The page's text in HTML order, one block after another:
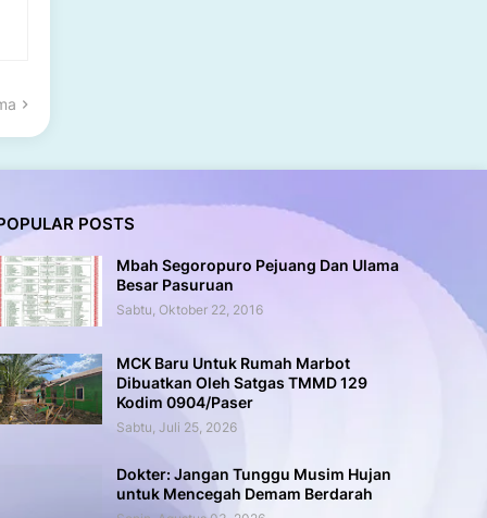
POSTS
Mbah Segoropuro Pejuang Dan Ulama
Besar Pasuruan
Sabtu, Oktober 22, 2016
MCK Baru Untuk Rumah Marbot
Dibuatkan Oleh Satgas TMMD 129
Kodim 0904/Paser
Sabtu, Juli 25, 2026
Dokter: Jangan Tunggu Musim Hujan
untuk Mencegah Demam Berdarah